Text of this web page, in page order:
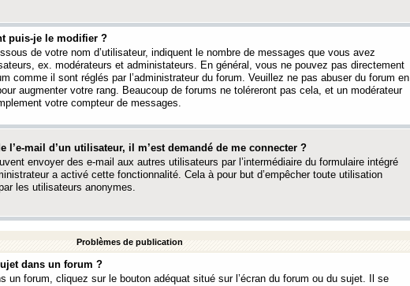
puis-je le modifier ?
de votre nom d’utilisateur, indiquent le nombre de messages que vous avez
ex. modérateurs et administateurs. En général, vous ne pouvez pas directement
comme il sont réglés par l’administrateur du forum. Veuillez ne pas abuser du forum en
augmenter votre rang. Beaucoup de forums ne toléreront pas cela, et un modérateur
votre compteur de messages.
l’e-mail d’un utilisateur, il m’est demandé de me connecter ?
envoyer des e-mail aux autres utilisateurs par l’intermédiaire du formulaire intégré
a activé cette fonctionnalité. Cela à pour but d’empêcher toute utilisation
les utilisateurs anonymes.
Problèmes de publication
dans un forum ?
un forum, cliquez sur le bouton adéquat situé sur l’écran du forum ou du sujet. Il se